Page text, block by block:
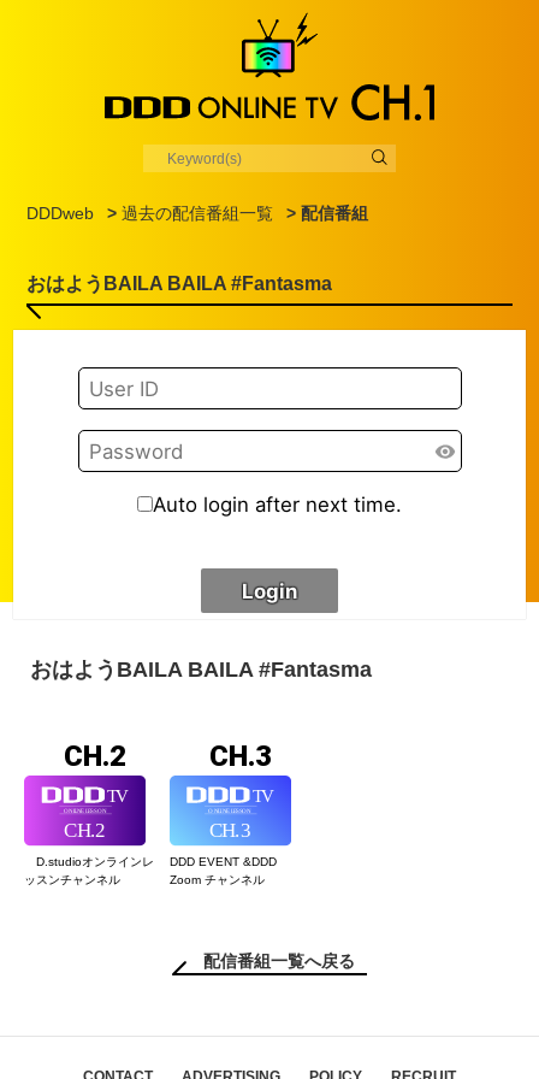
DDDweb >過去の配信番組一覧 > 配信番組
おはようBAILA BAILA #Fantasma
おはようBAILA BAILA #Fantasma
CH.2
D.studioオンラインレ
ッスンチャンネル
CH.3
DDD EVENT &DDD
Zoom チャンネル
配信番組一覧へ戻る